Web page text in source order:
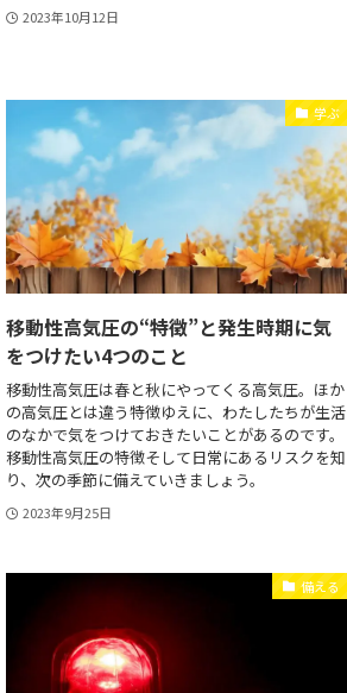
2023年10月12日
学ぶ
移動性高気圧の“特徴”と発生時期に気
をつけたい4つのこと
移動性高気圧は春と秋にやってくる高気圧。ほか
の高気圧とは違う特徴ゆえに、わたしたちが生活
のなかで気をつけておきたいことがあるのです。
移動性高気圧の特徴そして日常にあるリスクを知
り、次の季節に備えていきましょう。
2023年9月25日
備える